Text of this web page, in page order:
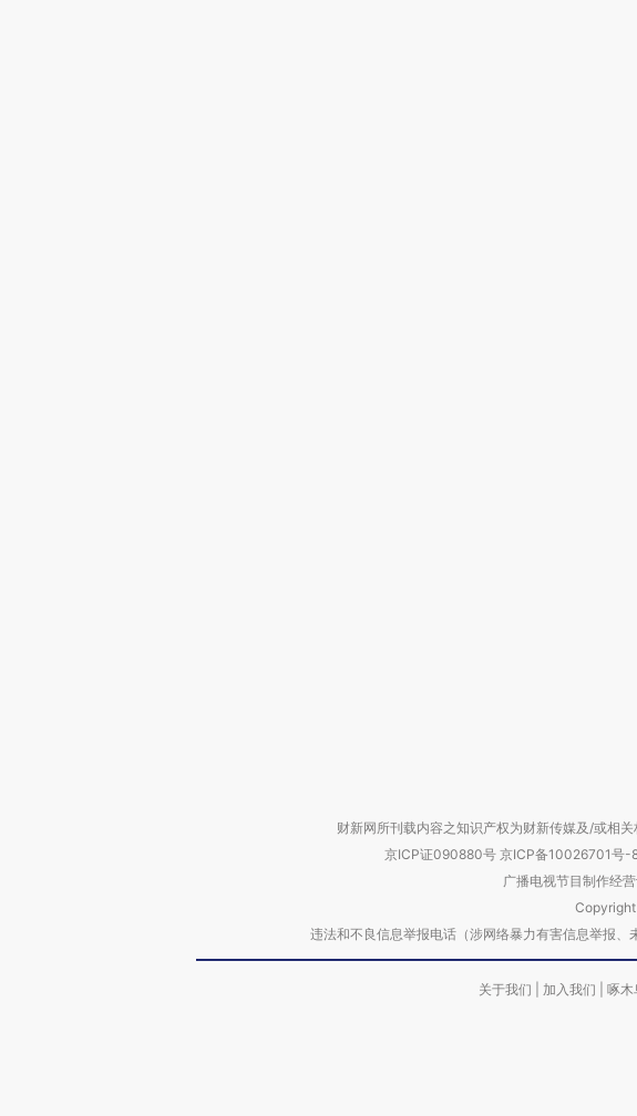
财新网所刊载内容之知识产权为财新传媒及/或相
京ICP证090880号 京ICP备10026701号-
广播电视节目制作经
Copyright
违法和不良信息举报电话（涉网络暴力有害信息举报
关于我们 加入我们 啄木